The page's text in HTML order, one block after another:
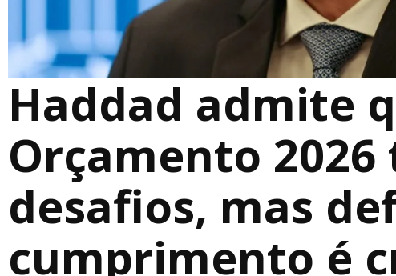
Haddad admite
Orçamento 2026
desafios, mas
cumprimento é